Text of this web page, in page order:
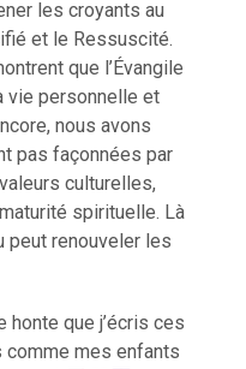
les croyants au
et le Ressuscité.
que l’Évangile
vie personnelle et
nous avons
pas façonnées par
culturelles,
spirituelle. Là
peut renouveler les
honte que j’écris ces
mes enfants